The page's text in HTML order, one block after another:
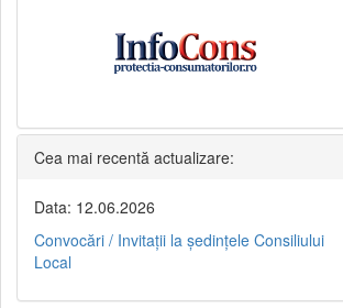
Cea mai recentă actualizare:
Data: 12.06.2026
Convocări / Invitaţii la şedinţele Consiliului
Local